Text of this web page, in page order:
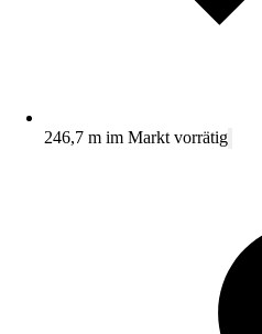
246,7 m im Markt vorrätig